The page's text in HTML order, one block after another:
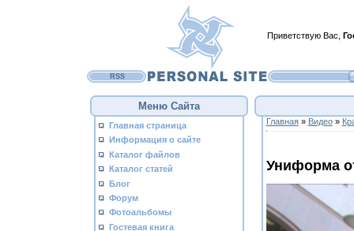
Приветствую Вас
RSS
Меню Сайта
Главная страница
Информация о сайте
Каталог файлов
Каталог статей
Блог
Форум
Фотоальбомы
Гостевая книга
Главная» Видео»
Униформа